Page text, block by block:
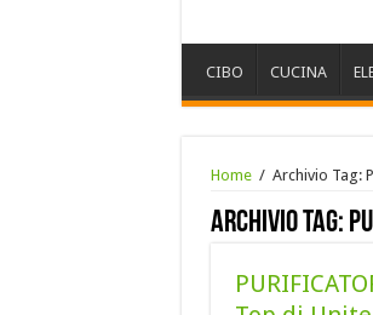
CIBO CUCINA
Home / Archivio Tag:
Archivio Tag: